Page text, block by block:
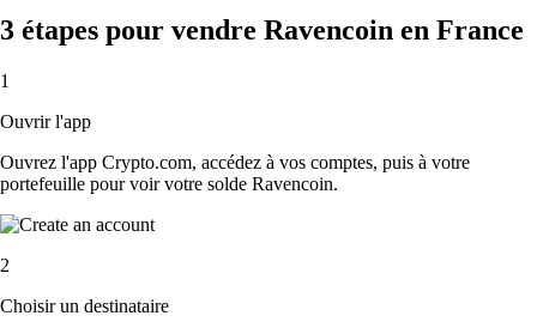
3 étapes pour vendre Ravencoin en France
1
Ouvrir l'app
Ouvrez l'app Crypto.com, accédez à vos comptes, puis à votre
portefeuille pour voir votre solde Ravencoin.
2
Choisir un destinataire